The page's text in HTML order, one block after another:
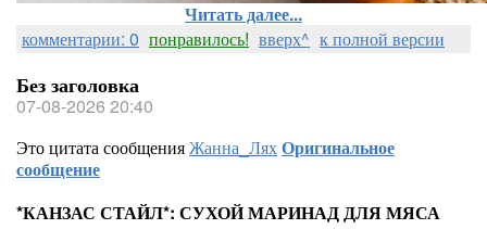
Читать далее...
комментарии: 0 понравилось! вверх^ к полной версии
Без заголовка
07-08-2026 20:40
Это цитата сообщенияЖанна_ЛяхОригинальное
сообщение
*КАНЗАС СТАЙЛ*: СУХОЙ МАРИНАД ДЛЯ МЯСА